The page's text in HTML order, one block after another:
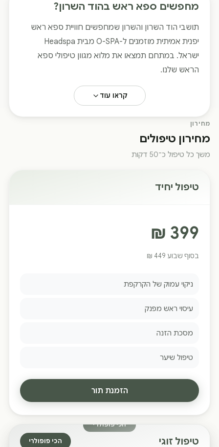
מחפשים ספא ראש בהוד השרון?
תושבי הוד השרון והשרון שמחפשים חוויית ספא ראש
יפנית אמיתית מוזמנים ל-O-SPA מבית Headspa
ישראל. במתחם תמצאו את מלוא מגוון טיפולי ספא
הראש שלנו.
קראו עוד
מחירון
מחירון טיפולים
משך כל טיפול כ־50 דקות
טיפול יחיד
399
₪
בסוף שבוע 449 ₪
ניקוי עמוק של הקרקפת
עיסוי ראש מפנק
מסכת הזנה
טיפול שיער
הזמנת תור
הכי פופולרי טיפול זוגי